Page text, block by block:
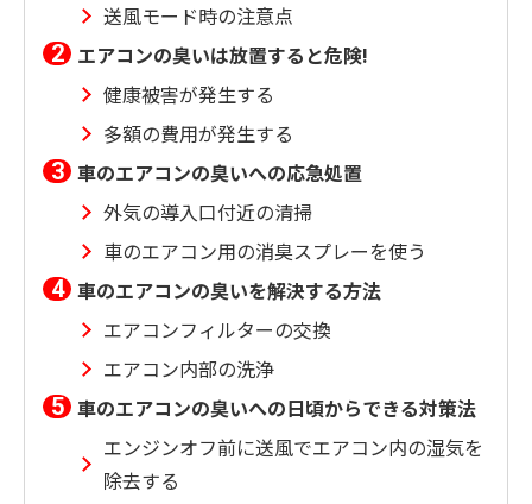
送風モード時の注意点
エアコンの臭いは放置すると危険!
健康被害が発生する
多額の費用が発生する
車のエアコンの臭いへの応急処置
外気の導入口付近の清掃
車のエアコン用の消臭スプレーを使う
車のエアコンの臭いを解決する方法
エアコンフィルターの交換
エアコン内部の洗浄
車のエアコンの臭いへの日頃からできる対策法
エンジンオフ前に送風でエアコン内の湿気を
除去する